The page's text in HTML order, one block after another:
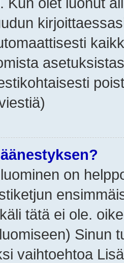
on
tätä ei ole.
Sinun
vaihtoehtoa